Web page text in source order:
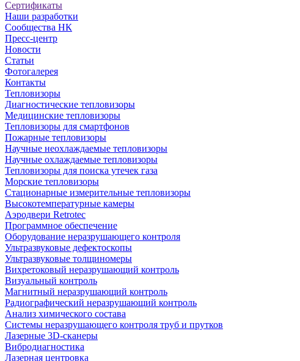
Сертификаты
Наши разработки
Сообщества НК
Пресс-центр
Новости
Статьи
Фотогалерея
Контакты
Тепловизоры
Диагностические тепловизоры
Медицинские тепловизоры
Тепловизоры для смартфонов
Пожарные тепловизоры
Научные неохлаждаемые тепловизоры
Научные охлаждаемые тепловизоры
Тепловизоры для поиска утечек газа
Морские тепловизоры
Стационарные измерительные тепловизоры
Высокотемпературные камеры
Аэродвери Retrotec
Программное обеспечение
Оборудование неразрушающего контроля
Ультразвуковые дефектоскопы
Ультразвуковые толщиномеры
Вихретоковый неразрушающий контроль
Визуальный контроль
Магнитный неразрушающий контроль
Радиографический неразрушающий контроль
Анализ химического состава
Системы неразрушающего контроля труб и прутков
Лазерные 3D-сканеры
Вибродиагностика
Лазерная центровка